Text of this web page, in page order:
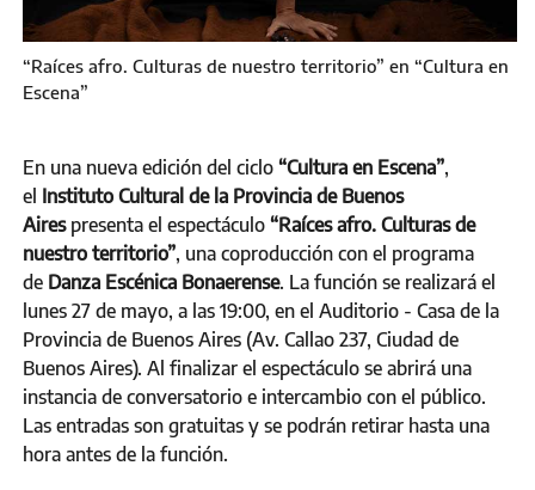
“Raíces afro. Culturas de nuestro territorio” en “Cultura en
Escena”
En una nueva edición del ciclo “Cultura en Escena”,
el Instituto Cultural de la Provincia de Buenos
Airespresenta el espectáculo “Raíces afro. Culturas de
nuestro territorio”, una coproducción con el programa
de Danza Escénica Bonaerense. La función se realizará el
lunes 27 de mayo, a las 19:00, en el Auditorio - Casa de la
Provincia de Buenos Aires (Av. Callao 237, Ciudad de
Buenos Aires). Al finalizar el espectáculo se abrirá una
instancia de conversatorio e intercambio con el público.
Las entradas son gratuitas y se podrán retirar hasta una
hora antes de la función.